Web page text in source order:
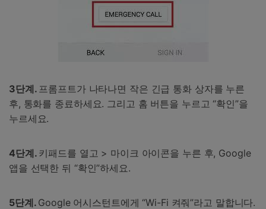
3단계. 프롬프트가 나타나면 작은 긴급 통화 상자를 누른
후, 통화를 종료하세요. 그리고 홈 버튼을 누르고 “확인”을
누르세요.
4단계. 키패드를 열고 > 마이크 아이콘을 누른 후, Google
앱을 선택한 뒤 “확인”하세요.
5단계. Google 어시스턴트에게 “Wi-Fi 켜줘”라고 말합니다.